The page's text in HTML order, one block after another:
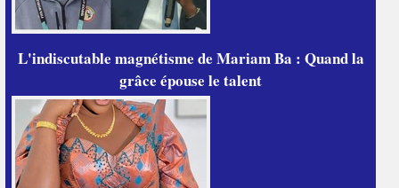
L'indiscutable magnétisme de Mariam Ba : Quand la
grâce épouse le talent